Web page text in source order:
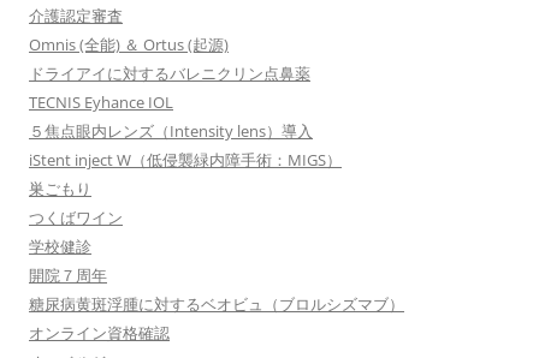
介護認定審査
Omnis (全能) ＆ Ortus (起源)
ドライアイに対するバレニクリン点鼻薬
TECNIS Eyhance IOL
５焦点眼内レンズ（Intensity lens）導入
iStent inject W（低侵襲緑内障手術：MIGS）
巣ごもり
つくばワイン
学校健診
開院７周年
糖尿病黄斑浮腫に対するベオビュ（ブロルシズマブ）
オンライン資格確認